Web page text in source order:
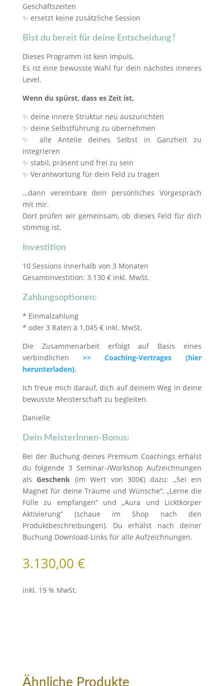
Geschäftszeiten
✨ ersetzt keine zusätzliche Session
Bist du bereit für deine Entscheidung?
Dieses Programm ist kein Impuls.
Es ist eine bewusste Wahl für dein nächstes inneres
Level.
Wenn du spürst, dass es Zeit ist,
✨ deine innere Struktur neu auszurichten
✨ deine Selbstführung zu übernehmen
✨ alle Anteile deines Selbst in Ganzheit zu
integrieren
✨ stabil, präsent und frei zu sein
✨ Verantwortung für dein Feld zu tragen
…dann vereinbare dein persönliches Vorgespräch
mit mir.
Dort prüfen wir gemeinsam, ob dieses Feld für dich
stimmig ist.
Investition
10 Sessions innerhalb von 3 Monaten
Gesamtinvestition: 3.130 € inkl. MwSt.
Zahlungsoptionen:
* Einmalzahlung
* oder 3 Raten à 1.045 € inkl. MwSt.
Die Zusammenarbeit erfolgt auf Basis eines
verbindlichen >> Coaching-Vertrages (hier
herunterladen).
Ich freue mich darauf, dich auf deinem Weg in deine
bewusste Meisterschaft zu begleiten.
Danielle
Dein MeisterInnen-Bonus:
Bei der Buchung deines Premium Coachings erhälst
du folgende 3 Seminar-/Workshop Aufzeichnungen
alsGeschenk (im Wert von 300€) dazu: „Sei ein
Magnet für deine Träume und Wünsche“, „Lerne die
Fülle zu empfangen“ und „Aura und Licktkörper
Aktivierung“ (schaue im Shop nach den
Produktbeschreibungen). Du erhälst nach deiner
Buchung Download-Links für alle Aufzeichnungen.
3.130,00 €
inkl. 19 % MwSt.
Ähnliche Produkte